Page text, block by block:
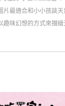
片最適合和小小孩談
味幻想的方式來描